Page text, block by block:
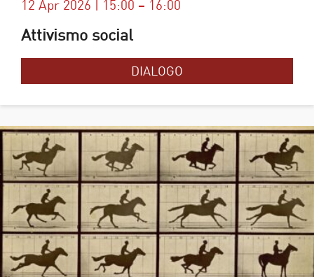
12 Apr 2026 | 15:00 – 16:00
Attivismo social
DIALOGO